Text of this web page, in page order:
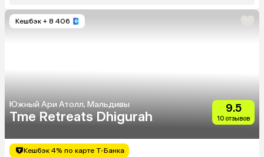
Кешбэк + 8 406
Южный Ари Атолл, Мальдивы
Tme Retreats Dhigurah
9.5
10 отзывов
Кешбэк 4% по карте Т-Банка